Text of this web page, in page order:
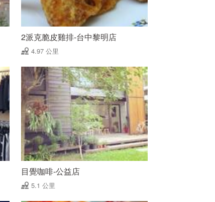
2派克脆皮雞排-台中黎明店
4.97 公里
目覺咖啡-公益店
5.1 公里